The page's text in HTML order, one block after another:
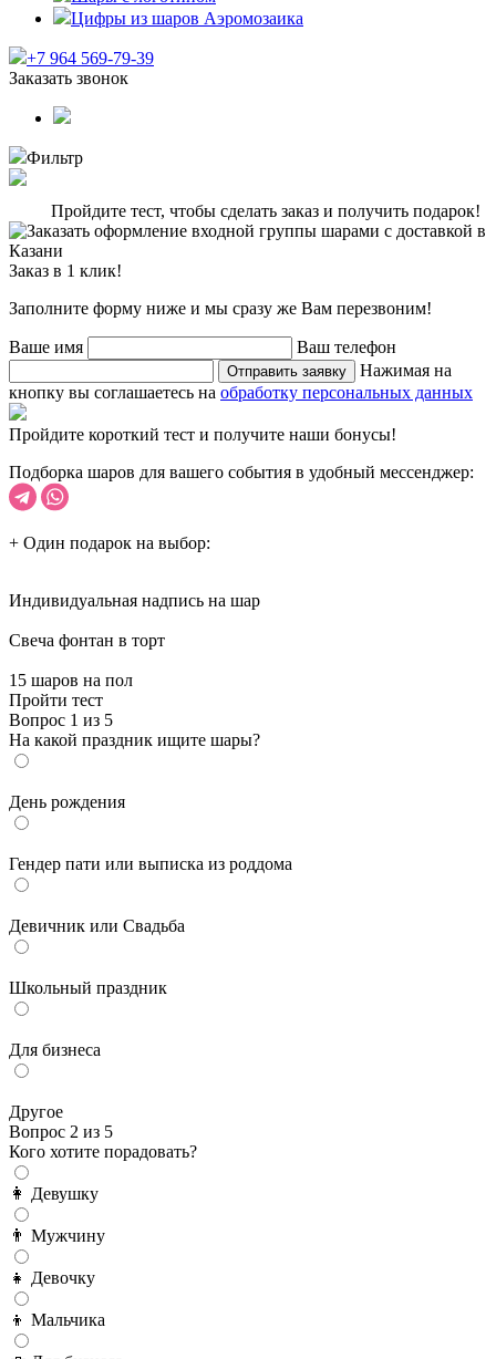
Цифры из шаров Аэромозаика
+7 964 569-79-39
Заказать звонок
Фильтр
Пройдите тест, чтобы сделать заказ и получить подарок!
Заказ в 1 клик!
Заполните форму ниже и мы сразу же Вам перезвоним!
Ваше имя Ваш телефон
Отправить заявку
Нажимая на
кнопку вы соглашаетесь на обработку персональных данных
Пройдите короткий тест и получите наши бонусы!
Подборка шаров для вашего события в удобный мессенджер:
+ Один подарок на выбор:
Индивидуальная надпись на шар
Cвеча фонтан в торт
15 шаров на пол
Пройти тест
Вопрос 1 из 5
На какой праздник ищите шары?
День рождения
Гендер пати или выписка из роддома
Девичник или Свадьба
Школьный праздник
Для бизнеса
Другое
Вопрос 2 из 5
Кого хотите порадовать?
👩 Девушку
👨 Мужчину
👧 Девочку
👦 Мальчика